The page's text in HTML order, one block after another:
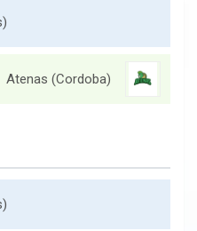
Atenas (Cordoba)